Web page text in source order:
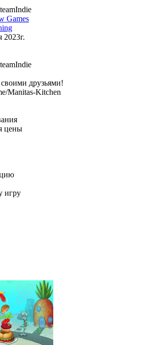
Indie
Games
2023г.
Indie
друзьями!
Manitas-Kitchen
цены
игру